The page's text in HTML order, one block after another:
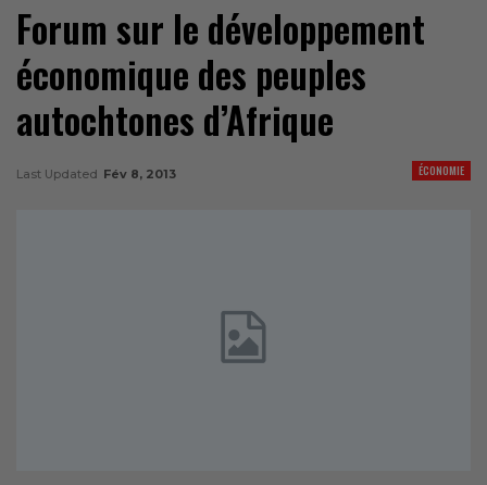
Forum sur le développement
économique des peuples
autochtones d’Afrique
ÉCONOMIE
Last Updated Fév 8, 2013